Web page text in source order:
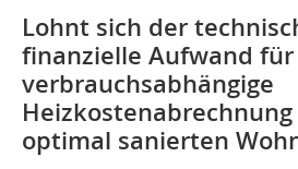
Lohnt sich der
finanzielle Aufwand
verbrauchsabhängige
optimal sanierten